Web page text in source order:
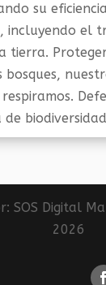
su
incluyendo el
tierra.
bosques,
de
SOS Digital
2026